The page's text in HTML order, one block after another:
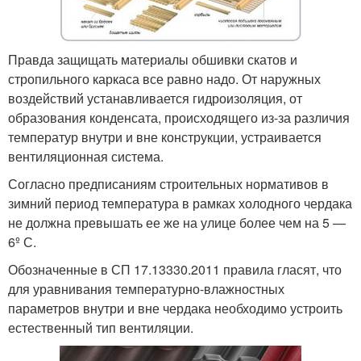
Правда защищать материалы обшивки скатов и
стропильного каркаса все равно надо. От наружных
воздействий устанавливается гидроизоляция, от
образования конденсата, происходящего из-за различия
температур внутри и вне конструкции, устраивается
вентиляционная система.
Согласно предписаниям строительных нормативов в
зимний период температура в рамках холодного чердака
не должна превышать ее же на улице более чем на 5 —
6º С.
Обозначенные в СП 17.13330.2011 правила гласят, что
для уравнивания температурно-влажностных
параметров внутри и вне чердака необходимо устроить
естественный тип вентиляции.